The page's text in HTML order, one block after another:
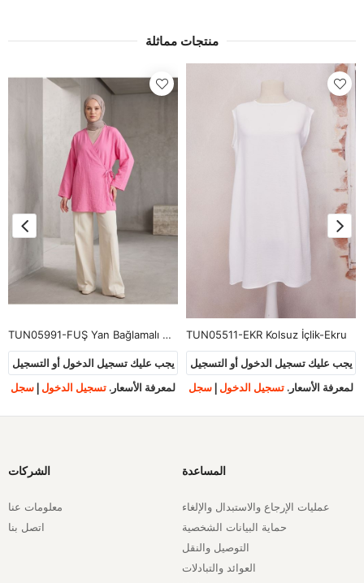
منتجات مماثلة
TUN05991-FUŞ Yan Bağlamalı Çilek Tunik-Fuşya
يجب عليك تسجيل الدخول أو التسجيل
لمعرفة الأسعار. تسجيل الدخول | سجل
TUN05511-EKR Kolsuz İçlik-Ekru
يجب عليك تسجيل الدخول أو التسجيل
لمعرفة الأسعار. تسجيل الدخول | سجل
الشركات
معلومات عنا
اتصل بنا
المساعدة
عمليات الإرجاع والاستبدال والإلغاء
حماية البيانات الشخصية
التوصيل والنقل
العوائد والتبادلات